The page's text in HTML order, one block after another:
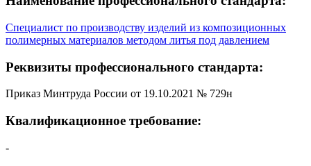
Специалист по производству изделий из композиционных
полимерных материалов методом литья под давлением
Реквизиты профессионального стандарта:
Приказ Минтруда России от 19.10.2021 № 729н
Квалификационное требование:
-